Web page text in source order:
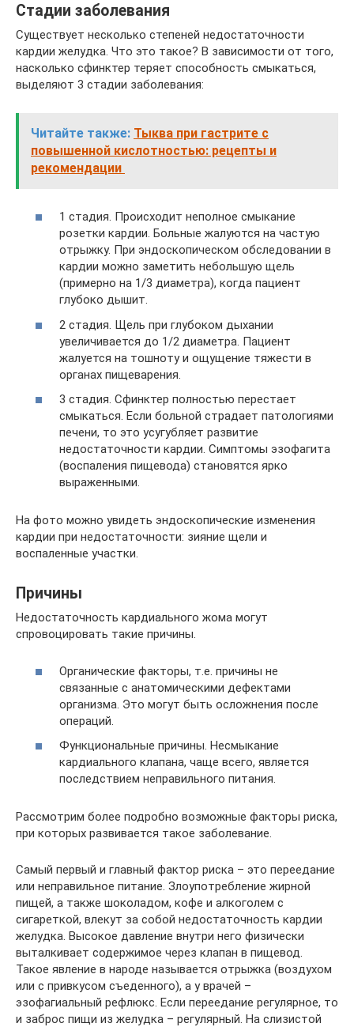
Стадии заболевания
Существует несколько степеней недостаточности
кардии желудка. Что это такое? В зависимости от того,
насколько сфинктер теряет способность смыкаться,
выделяют 3 стадии заболевания:
Читайте также: Тыква при гастрите с
повышенной кислотностью: рецепты и
рекомендации
1 стадия. Происходит неполное смыкание
розетки кардии. Больные жалуются на частую
отрыжку. При эндоскопическом обследовании в
кардии можно заметить небольшую щель
(примерно на 1/3 диаметра), когда пациент
глубоко дышит.
2 стадия. Щель при глубоком дыхании
увеличивается до 1/2 диаметра. Пациент
жалуется на тошноту и ощущение тяжести в
органах пищеварения.
3 стадия. Сфинктер полностью перестает
смыкаться. Если больной страдает патологиями
печени, то это усугубляет развитие
недостаточности кардии. Симптомы эзофагита
(воспаления пищевода) становятся ярко
выраженными.
На фото можно увидеть эндоскопические изменения
кардии при недостаточности: зияние щели и
воспаленные участки.
Причины
Недостаточность кардиального жома могут
спровоцировать такие причины.
Органические факторы, т.е. причины не
связанные с анатомическими дефектами
организма. Это могут быть осложнения после
операций.
Функциональные причины. Несмыкание
кардиального клапана, чаще всего, является
последствием неправильного питания.
Рассмотрим более подробно возможные факторы риска,
при которых развивается такое заболевание.
Самый первый и главный фактор риска – это переедание
или неправильное питание. Злоупотребление жирной
пищей, а также шоколадом, кофе и алкоголем с
сигареткой, влекут за собой недостаточность кардии
желудка. Высокое давление внутри него физически
выталкивает содержимое через клапан в пищевод.
Такое явление в народе называется отрыжка (воздухом
или с привкусом съеденного), а у врачей –
эзофагиальный рефлюкс. Если переедание регулярное, то
и заброс пищи из желудка – регулярный. На слизистой